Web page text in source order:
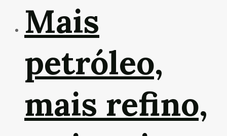
Mais
petróleo,
mais refino,